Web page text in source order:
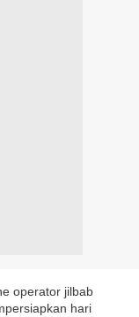
operator jilbab
hari